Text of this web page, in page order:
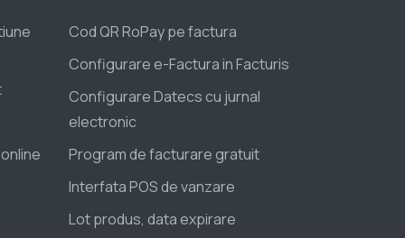
Cod QR RoPay pe factura
Configurare e-Factura in Facturis
Configurare Datecs cu jurnal
electronic
Program de facturare gratuit
Interfata POS de vanzare
Lot produs, data expirare